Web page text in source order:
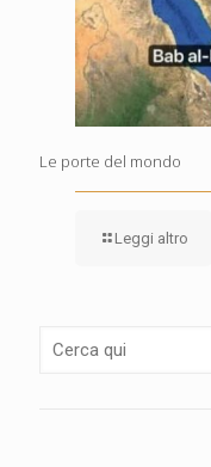
Le porte del mondo
Leggi altro